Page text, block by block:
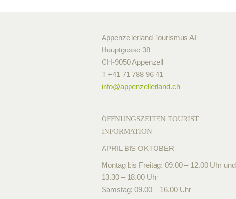
Appenzellerland Tourismus AI
Hauptgasse 38
CH-9050 Appenzell
T +41 71 788 96 41
info@appenzellerland.ch
ÖFFNUNGSZEITEN TOURIST
INFORMATION
APRIL BIS OKTOBER
Montag bis Freitag: 09.00 – 12.00 Uhr und
13.30 – 18.00 Uhr
Samstag: 09.00 – 16.00 Uhr